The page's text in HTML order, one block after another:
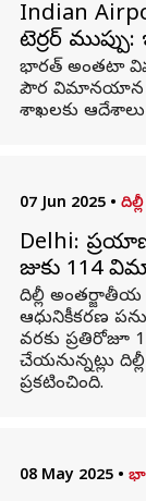
Indian
టెర్రర్‌
భారత్ అంతటా
పౌర విమానయాన
శాఖలకు
07 Jun 2025 • దిల్లీ
Delhi:
జుకు 114
దిల్లీ
ఆధునికీకరణ
వరకు ప్రతిరోజూ
చేయనున్నట్లు
ప్రకటించింది.
08 May 2025 •